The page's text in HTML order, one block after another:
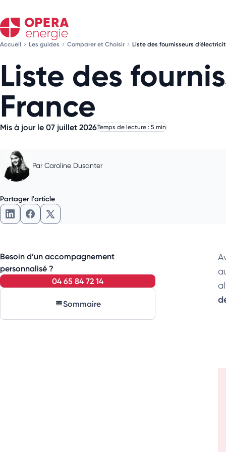
Accueil Les guides Comparer et Choisir Liste des fournisseurs
Liste des
France
Mis à jour le 07 juillet 2026Temps de lecture : 5 min
Par Caroline Dusanter
Partager l'article
Partager l'article sur LinkedIn
Partager l'article sur Facebook
Partager l'article sur X
Besoin d’un accompagnement
personnalisé ?
04 65 84 72 14
Sommaire